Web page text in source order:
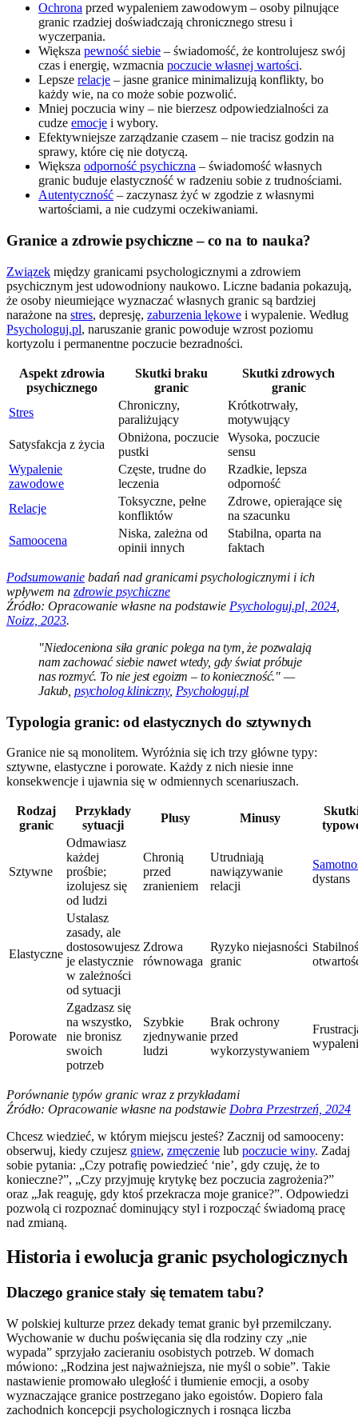
Ochrona przed wypaleniem zawodowym – osoby pilnujące
granic rzadziej doświadczają chronicznego stresu i
wyczerpania.
Większa pewność siebie – świadomość, że kontrolujesz swój
czas i energię, wzmacnia poczucie własnej wartości.
Lepsze relacje – jasne granice minimalizują konflikty, bo
każdy wie, na co może sobie pozwolić.
Mniej poczucia winy – nie bierzesz odpowiedzialności za
cudze emocje i wybory.
Efektywniejsze zarządzanie czasem – nie tracisz godzin na
sprawy, które cię nie dotyczą.
Większa odporność psychiczna – świadomość własnych
granic buduje elastyczność w radzeniu sobie z trudnościami.
Autentyczność – zaczynasz żyć w zgodzie z własnymi
wartościami, a nie cudzymi oczekiwaniami.
Granice a zdrowie psychiczne – co na to nauka?
Związek między granicami psychologicznymi a zdrowiem
psychicznym jest udowodniony naukowo. Liczne badania pokazują,
że osoby nieumiejące wyznaczać własnych granic są bardziej
narażone na stres, depresję, zaburzenia lękowe i wypalenie. Według
Psychologuj.pl, naruszanie granic powoduje wzrost poziomu
kortyzolu i permanentne poczucie bezradności.
Aspekt zdrowia
psychicznego
Skutki braku
granic
Skutki zdrowych
granic
Stres
Chroniczny,
paraliżujący
Krótkotrwały,
motywujący
Satysfakcja z życia
Obniżona, poczucie
pustki
Wysoka, poczucie
sensu
Wypalenie
zawodowe
Częste, trudne do
leczenia
Rzadkie, lepsza
odporność
Relacje
Toksyczne, pełne
konfliktów
Zdrowe, opierające się
na szacunku
Samoocena
Niska, zależna od
opinii innych
Stabilna, oparta na
faktach
Podsumowanie badań nad granicami psychologicznymi i ich
wpływem na zdrowie psychiczne
Źródło: Opracowanie własne na podstawie Psychologuj.pl, 2024
Noizz, 2023.
"Niedoceniona siła granic polega na tym, że pozwalają
nam zachować siebie nawet wtedy, gdy świat próbuje
nas rozmyć. To nie jest egoizm – to konieczność." —
Jakub, psycholog kliniczny, Psychologuj.pl
Typologia granic: od elastycznych do sztywnych
Granice nie są monolitem. Wyróżnia się ich trzy główne typy:
sztywne, elastyczne i porowate. Każdy z nich niesie inne
konsekwencje i ujawnia się w odmiennych scenariuszach.
Rodzaj
granic
Przykłady
sytuacji
Plusy Minusy
Sztywne
Odmawiasz
każdej
prośbie;
izolujesz się
od ludzi
Chronią
przed
zranieniem
Utrudniają
nawiązywanie
relacji
dystans
Elastyczne
Ustalasz
zasady, ale
dostosowujesz
je elastycznie
w zależności
od sytuacji
Zdrowa
równowaga
Ryzyko niejasności
granic
Porowate
Zgadzasz się
na wszystko,
nie bronisz
swoich
potrzeb
Szybkie
zjednywanie
ludzi
Brak ochrony
przed
wykorzystywaniem
Porównanie typów granic wraz z przykładami
Źródło: Opracowanie własne na podstawie Dobra Przestrzeń, 2024
Chcesz wiedzieć, w którym miejscu jesteś? Zacznij od samooceny:
obserwuj, kiedy czujesz gniew, zmęczenie lub poczucie winy. Zadaj
sobie pytania: „Czy potrafię powiedzieć ‘nie’, gdy czuję, że to
konieczne?”, „Czy przyjmuję krytykę bez poczucia zagrożenia?”
oraz „Jak reaguję, gdy ktoś przekracza moje granice?”. Odpowiedzi
pozwolą ci rozpoznać dominujący styl i rozpocząć świadomą pracę
nad zmianą.
Historia i ewolucja granic psychologicznych
Dlaczego granice stały się tematem tabu?
W polskiej kulturze przez dekady temat granic był przemilczany.
Wychowanie w duchu poświęcania się dla rodziny czy „nie
wypada” sprzyjało zacieraniu osobistych potrzeb. W domach
mówiono: „Rodzina jest najważniejsza, nie myśl o sobie”. Takie
nastawienie promowało uległość i tłumienie emocji, a osoby
wyznaczające granice postrzegano jako egoistów. Dopiero fala
zachodnich koncepcji psychologicznych i rosnąca liczba